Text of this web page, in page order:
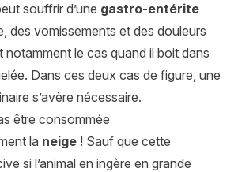
souffrir d’une gastro-entérite
des vomissements et des douleurs
notamment le cas quand il boit dans
Dans ces deux cas de figure, une
s’avère nécessaire.
être consommée
la neige ! Sauf que cette
si l’animal en ingère en grande